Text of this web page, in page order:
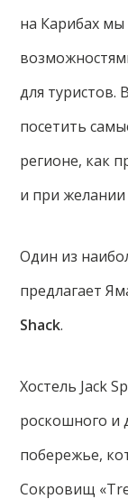
на Карибах мы
для
посетить
регионе, как
и при желании
Один из
предлагает
Shack.
Хостель Jack
роскошного и
побережье,
Сокровищ